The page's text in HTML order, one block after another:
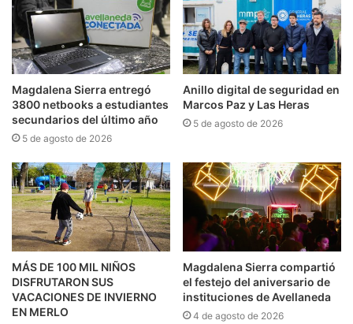
Magdalena Sierra entregó
3800 netbooks a estudiantes
secundarios del último año
5 de agosto de 2026
Anillo digital de seguridad en
Marcos Paz y Las Heras
5 de agosto de 2026
MÁS DE 100 MIL NIÑOS
DISFRUTARON SUS
VACACIONES DE INVIERNO
EN MERLO
Magdalena Sierra compartió
el festejo del aniversario de
instituciones de Avellaneda
4 de agosto de 2026